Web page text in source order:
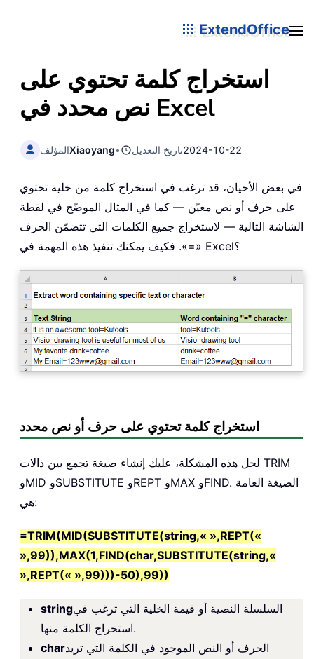
ExtendOffice
استخراج كلمة تحتوي على
نص محدد في Excel
المؤلفXiaoyang• تاريخ التعديل2024-10-22
في بعض الأحيان، قد ترغب في استخراج كلمة من خلية تحتوي
على حرف أو نص معيّن — كما في المثال الموضّح في لقطة
الشاشة التالية — لاستخراج جميع الكلمات التي تتضمّن الحرف
«=». فكيف يمكنك تنفيذ هذه المهمة في Excel؟
استخراج كلمة تحتوي على حرف أو نص محدد
لحل هذه المشكلة، عليك إنشاء صيغة تجمع بين دالات TRIM
وMID وSUBSTITUTE وREPT وMAX وFIND. الصيغة العامة
هي:
=TRIM(MID(SUBSTITUTE(string,« »,REPT(«
»,99)),MAX(1,FIND(char,SUBSTITUTE(string,«
»,REPT(« »,99)))-50),99))
stringالسلسلة النصية أو قيمة الخلية التي ترغب في
استخراج الكلمة منها.
charالحرف أو النص الموجود في الكلمة التي تريد